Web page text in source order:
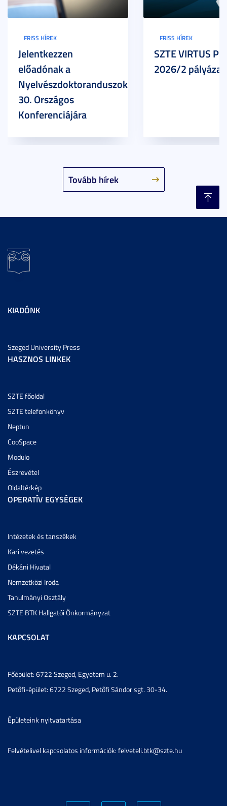
Tovább hírek
FRISS HÍREK
Jelentkezzen
előadónak a
Nyelvészdoktoranduszok
30. Országos
Konferenciájára
FRISS HÍREK
SZTE VIRTUS
2026/2
KIADÓNK
Szeged University Press
HASZNOS LINKEK
SZTE főoldal
SZTE telefonkönyv
Neptun
CooSpace
Modulo
Észrevétel
Oldaltérkép
OPERATÍV EGYSÉGEK
Intézetek és tanszékek
Kari vezetés
Dékáni Hivatal
Nemzetközi Iroda
Tanulmányi Osztály
SZTE BTK Hallgatói Önkormányzat
KAPCSOLAT
Főépület: 6722 Szeged, Egyetem u. 2.
Petőfi-épület: 6722 Szeged, Petőfi Sándor sgt. 30-34.
Épületeink nyitvatartása
Felvételivel kapcsolatos információk: felveteli.btk@szte.hu